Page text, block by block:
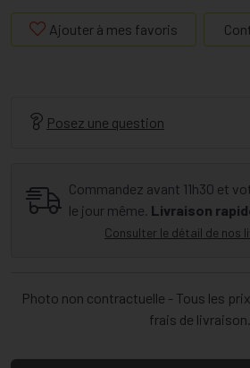
Ajouter à mes favoris
Posez une question
Commandez avant 11h30 et
le jour même. Livraison
Consulter le détail de nos
Photo non contractuelle - Tous les
frais de livraison.